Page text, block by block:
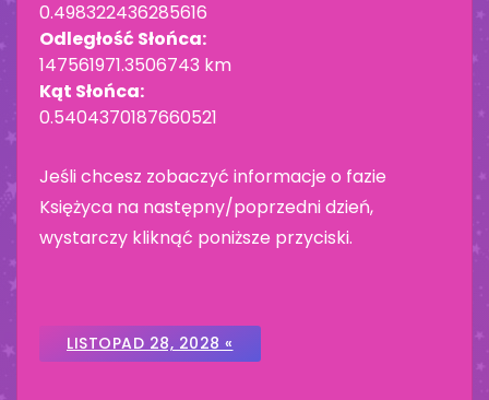
0.498322436285616
Odległość Słońca:
147561971.3506743 km
Kąt Słońca:
0.5404370187660521
Jeśli chcesz zobaczyć informacje o fazie
Księżyca na następny/poprzedni dzień,
wystarczy kliknąć poniższe przyciski.
LISTOPAD 28, 2028 «